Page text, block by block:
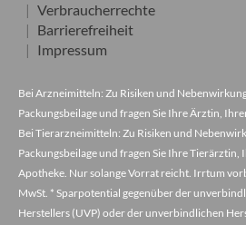
Verbraucherrechte
Barrierefreiheit
Impressum
Bei Arzneimitteln: Zu Risiken und
Packungsbeilage und fragen Sie Ihre Ärztin,
Bei Tierarzneimitteln: Zu Risiken und
Packungsbeilage und fragen Sie Ihre
Apotheke. Nur solange Vorrat reicht. Irrtum
MwSt. * Sparpotential gegenüber der
Herstellers (UVP) oder der unverbindlichen